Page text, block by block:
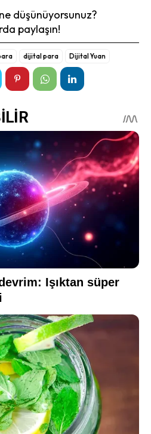
düşünüyorsunuz?
paylaşın!
dijital para Dijital Yuan